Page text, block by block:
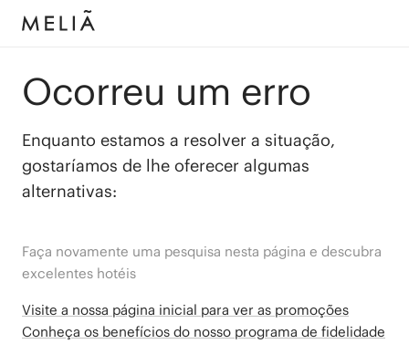
Ocorreu um erro
Enquanto estamos a resolver a situação,
gostaríamos de lhe oferecer algumas
alternativas:
Faça novamente uma pesquisa nesta página e descubra
excelentes hotéis
Visite a nossa página inicial para ver as promoções
Conheça os benefícios do nosso programa de fidelidade